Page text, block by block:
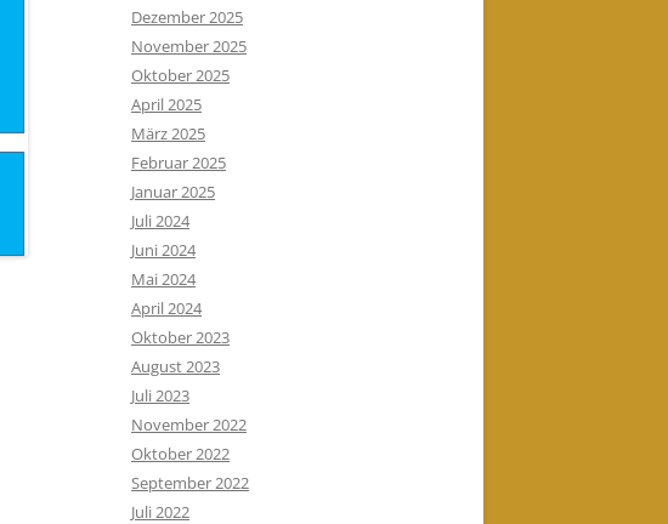
Dezember 2025
November 2025
Oktober 2025
April 2025
März 2025
Februar 2025
Januar 2025
Juli 2024
Juni 2024
Mai 2024
April 2024
Oktober 2023
August 2023
Juli 2023
November 2022
Oktober 2022
September 2022
Juli 2022